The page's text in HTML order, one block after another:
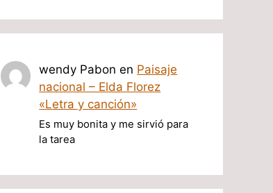
wendy Pabon en Paisaje
nacional – Elda Florez
«Letra y canción»
Es muy bonita y me sirvió para
la tarea